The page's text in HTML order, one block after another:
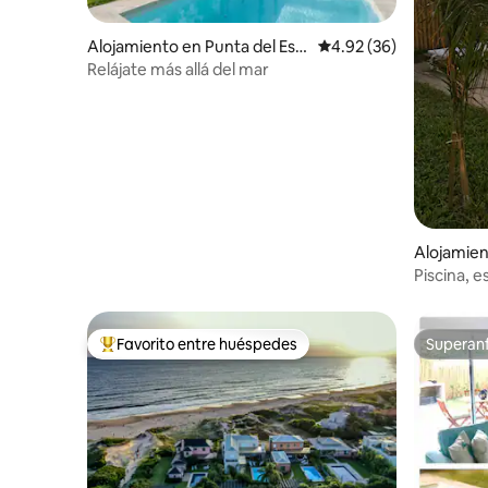
Alojamiento en Punta del Est
e
Calificación
4.92 (36)
Relájate más allá del mar
elo
Piscina,
Favorito entre huéspedes preferido
Favorito entre huéspedes